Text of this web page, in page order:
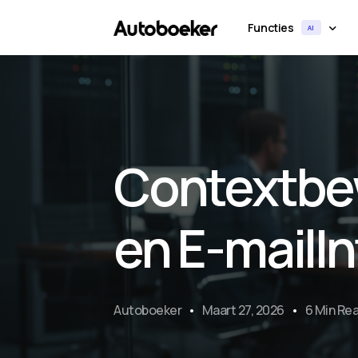
Functies AI
AI-matching &
boeken
Onze AI doet het voorwerk: herkent
stelt de juiste boeking voor met
en E-
Autoboeker Maart 27, 2026 6 Min